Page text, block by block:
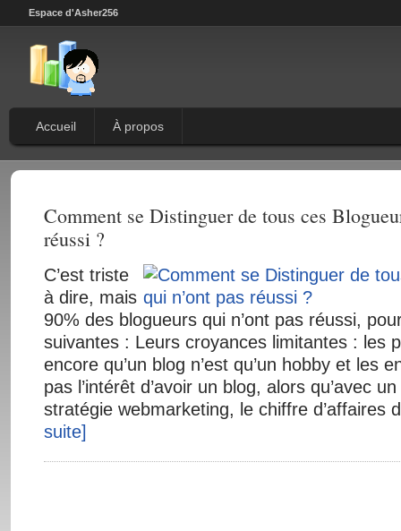
Espace d'Asher256
Accueil À propos
Comment se Distinguer de tous ces
réussi ?
C’est triste
à dire, mais
90% des blogueurs qui n’ont pas réussi,
suivantes : Leurs croyances limitantes : les
encore qu’un blog n’est qu’un hobby et les
pas l’intérêt d’avoir un blog, alors qu’avec
stratégie webmarketing, le chiffre d’affaires
suite]